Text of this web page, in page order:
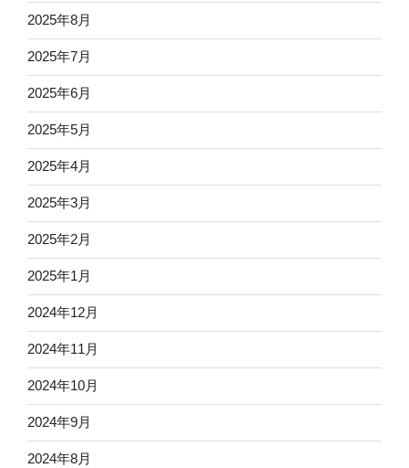
2025年8月
2025年7月
2025年6月
2025年5月
2025年4月
2025年3月
2025年2月
2025年1月
2024年12月
2024年11月
2024年10月
2024年9月
2024年8月